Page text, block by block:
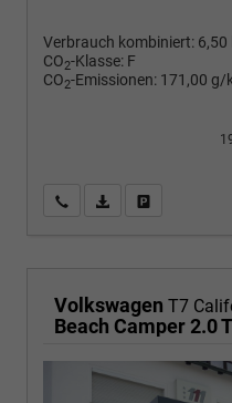
Verbrauch kombiniert:
CO2-Klasse: F
CO2-Emissionen: 171,00 g/
Wir rufen Sie an
PDF-
Volkswagen T7
Beach Camper 2.0